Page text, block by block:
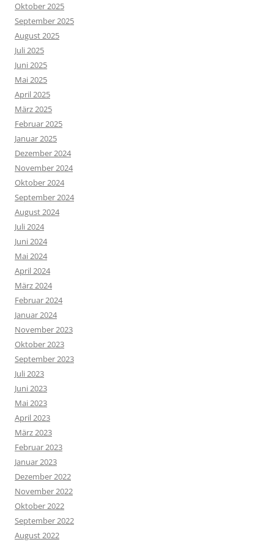
Oktober 2025
September 2025
August 2025
Juli 2025
Juni 2025
Mai 2025
April 2025
März 2025
Februar 2025
Januar 2025
Dezember 2024
November 2024
Oktober 2024
September 2024
August 2024
Juli 2024
Juni 2024
Mai 2024
April 2024
März 2024
Februar 2024
Januar 2024
November 2023
Oktober 2023
September 2023
Juli 2023
Juni 2023
Mai 2023
April 2023
März 2023
Februar 2023
Januar 2023
Dezember 2022
November 2022
Oktober 2022
September 2022
August 2022